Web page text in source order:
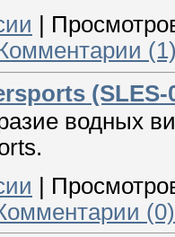
(1)
(SLES-
водных
(0)